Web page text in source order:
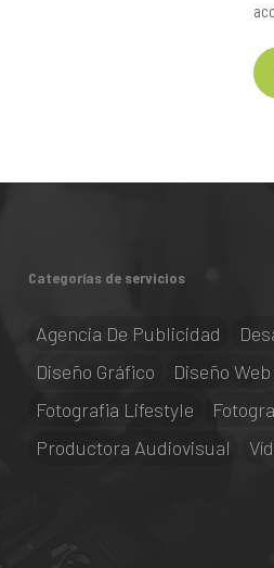
Categorías de servicios
Agencia De Publicidad
Diseño Gráfico
Diseño Web
Fotografia Lifestyle
Productora Audiovisual